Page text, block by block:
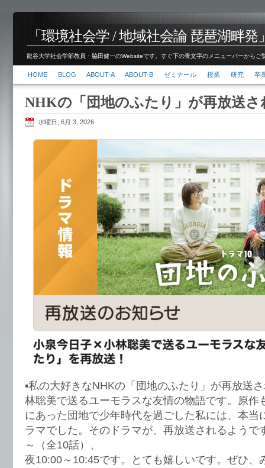
「環境社会学 / 地域社会論 琵琶湖畔発
龍谷大学社会学部教員・脇田健一のWebsiteです。すぐ下の青文字のメニューバーから
HOME BLOG ABOUT-A ABOUT-B ゼミナール 授業 研究 卒
NHKの「団地のふたり」が再放送さ
水曜日, 6月 3, 2026
▪️私の大好きなNHKの「団地のふたり」が再放送
林聡美で送るユーモラスな友情の物語です。原作
にあった団地で少年時代を過ごした私には、本当
ラマでした。そのドラマが、再放送されるようで
～（全10話）、
夜10:00～10:45です。とても嬉しいです。ぜひ、